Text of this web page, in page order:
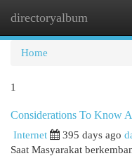
directoryalbum
Home
1
Considerations To Know
Internet 395 days ago
Saat Masyarakat